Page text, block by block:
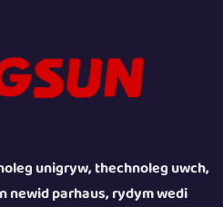
unigryw, thechnoleg uwch,
newid parhaus, rydym wedi